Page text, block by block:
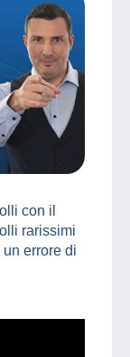
con il
rarissimi
errore di